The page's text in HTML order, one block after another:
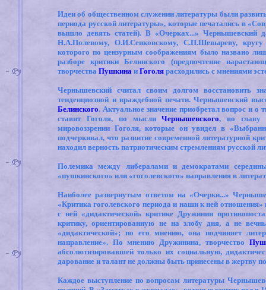
Идеи об общественном служении литературы были
периода русской литературы», которые печатались в
вышло девять статей). В «Очерках...» Чернышевский
Н.А.Полевому, О.И.Сенковскому, С.П.Шевыреву,
которого по цензурным соображениям было названо
разборе критики Белинского (предпочтение
творчества Пушкина и Гоголя расходились с мнениями
Чернышевский считал своим долгом восстановить
тенденциозной и враждебной печати. Чернышевский
Белинского. Актуальное значение приобретал вопрос и о
ставит Гоголя, по мыслиЧернышевского, во главу
мировоззрении Гоголя, которые он увидел в
подчеркивал, что развитие современной литературной
находил верность патриотическим стремлениям русской
Полемика между либералами и демократами
«пушкинского» или «гоголевского» направления в
Наиболее развернутым ответом на «Очерки...»
«Критика гоголевского периода и наши к ней
с ней «дидактической» критике Дружинин
критику, ориентированную не на злобу дня, а не
«дидактической»; по его мнению, она подчиняет
направление». По мнению Дружинина, творчество
абсолютизировавшей только их социальную,
дарование и талант не должны быть принесены в жертву
Каждое выступление по вопросам литературы